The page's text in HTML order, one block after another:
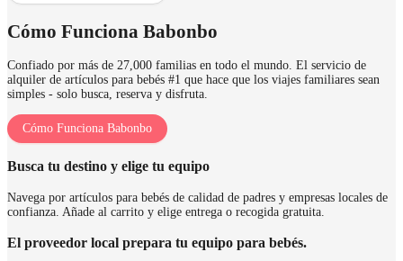
Cómo Funciona Babonbo
Confiado por más de 27,000 familias en todo el mundo. El servicio de
alquiler de artículos para bebés #1 que hace que los viajes familiares sean
simples - solo busca, reserva y disfruta.
Cómo Funciona Babonbo
Busca tu destino y elige tu equipo
Navega por artículos para bebés de calidad de padres y empresas locales de
confianza. Añade al carrito y elige entrega o recogida gratuita.
El proveedor local prepara tu equipo para bebés.